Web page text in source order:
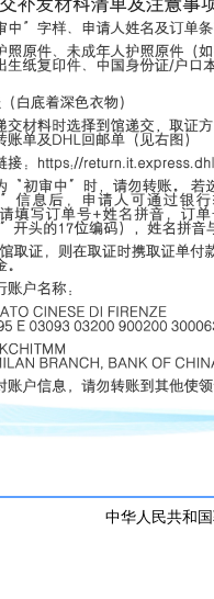
中华人民共和